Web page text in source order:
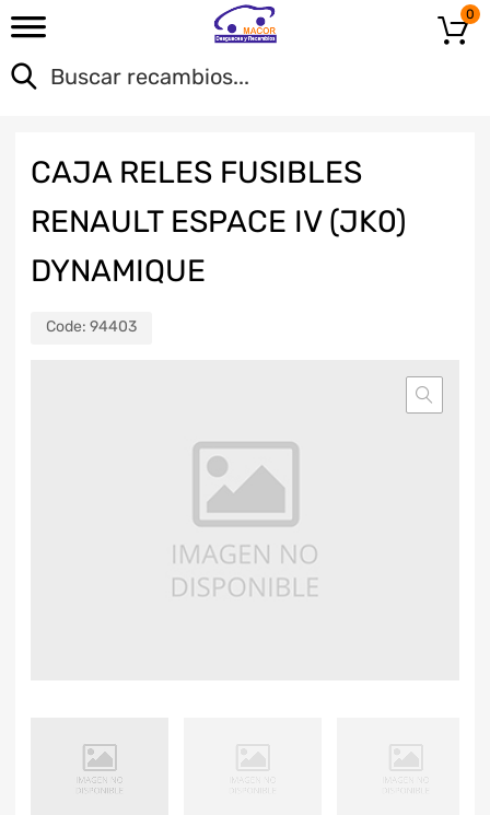
0
CAJA RELES FUSIBLES
RENAULT ESPACE IV (JK0)
DYNAMIQUE
Code: 94403